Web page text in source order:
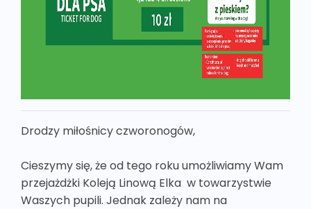
Drodzy miłośnicy czworonogów,
Cieszymy się, że od tego roku umożliwiamy Wam
przejażdżki Koleją Linową Elka w towarzystwie
Waszych pupili. Jednak zależy nam na